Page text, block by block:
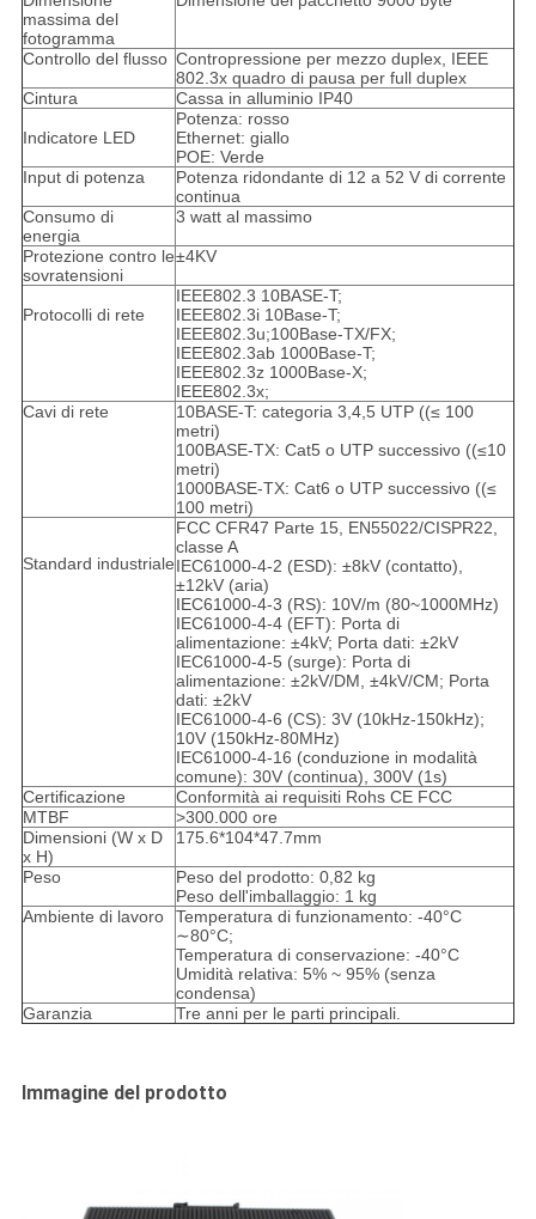
massima del
fotogramma
Controllo del flusso Contropressione per mezzo duplex, IEEE
802.3x quadro di pausa per full duplex
Cintura
Cassa in alluminio IP40
Indicatore LED
Potenza: rosso
Ethernet: giallo
POE: Verde
Input di potenza
Potenza ridondante di 12 a 52 V di corrente
continua
Consumo di
energia
3 watt al massimo
Protezione contro le
sovratensioni
±4KV
Protocolli di rete
IEEE802.3 10BASE-T;
IEEE802.3i 10Base-T;
IEEE802.3u;100Base-TX/FX;
IEEE802.3ab 1000Base-T;
IEEE802.3z 1000Base-X;
IEEE802.3x;
Cavi di rete
10BASE-T: categoria 3,4,5 UTP ((≤ 100
metri)
100BASE-TX: Cat5 o UTP successivo ((≤10
metri)
1000BASE-TX: Cat6 o UTP successivo ((≤
100 metri)
Standard industriale
FCC CFR47 Parte 15, EN55022/CISPR22,
classe A
IEC61000-4-2 (ESD): ±8kV (contatto),
±12kV (aria)
IEC61000-4-3 (RS): 10V/m (80~1000MHz)
IEC61000-4-4 (EFT): Porta di
alimentazione: ±4kV; Porta dati: ±2kV
IEC61000-4-5 (surge): Porta di
alimentazione: ±2kV/DM, ±4kV/CM; Porta
dati: ±2kV
IEC61000-4-6 (CS): 3V (10kHz-150kHz);
10V (150kHz-80MHz)
IEC61000-4-16 (conduzione in modalità
comune): 30V (continua), 300V (1s)
Certificazione
Conformità ai requisiti Rohs CE FCC
MTBF
>300.000 ore
Dimensioni (W x D
x H)
175.6*104*47.7mm
Peso
Peso del prodotto: 0,82 kg
Peso dell'imballaggio: 1 kg
Ambiente di lavoro
Temperatura di funzionamento: -40°C
∼80°C;
Temperatura di conservazione: -40°C
Umidità relativa: 5% ~ 95% (senza
condensa)
Garanzia
Tre anni per le parti principali.
Immagine del prodotto